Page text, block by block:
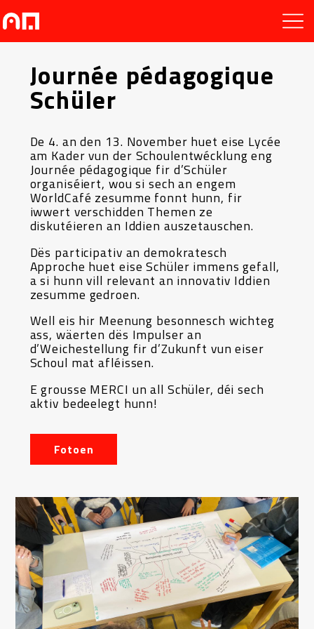
Journée pédagogique
Schüler
De 4. an den 13. November huet eise Lycée
am Kader vun der Schoulentwécklung eng
Journée pédagogique fir d’Schüler
organiséiert, wou si sech an engem
WorldCafé zesumme fonnt hunn, fir
iwwert verschidden Themen ze
diskutéieren an Iddien auszetauschen.
Dës participativ an demokratesch
Approche huet eise Schüler immens gefall,
a si hunn vill relevant an innovativ Iddien
zesumme gedroen.
Well eis hir Meenung besonnesch wichteg
ass, wäerten dës Impulser an
d’Weichestellung fir d’Zukunft vun eiser
Schoul mat afléissen.
E grousse MERCI un all Schüler, déi sech
aktiv bedeelegt hunn!
Fotoen